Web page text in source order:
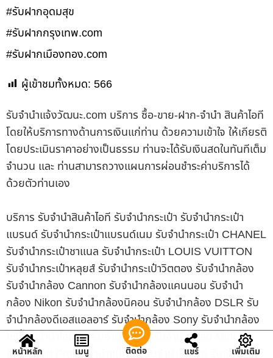
#รับฝากอุดมสุข
#รับฝากกรุงเทพ.com
#รับฝากเมืองทอง.com
ผู้เข้าชมทั้งหมด: 566
รับจํานําแจ้งวัฒนะ.com บริการ ซื้อ-ขาย-ฝาก-จำนำ สินค้าไอที
โดยให้บริการทางด้านการเงินแก่ท่าน ด้วยความเข้าใจ ให้เกียรติ
โดยประเมินราคาอย่างเป็นธรรม ท่านจะได้รับเงินสดในทันทีเต็ม
จำนวน และ ท่านสามารถวางแผนการผ่อนชำระค่าบริการได้
ด้วยตัวท่านเอง
บริการ รับจำนำสินค้าไอที รับจำนำกระเป๋า รับจำนำกระเป๋า
แบรนด์ รับจำนำกระเป๋าแบรนด์เนม รับจำนำกระเป๋า CHANEL
รับจำนำกระเป๋าชาแนล รับจำนำกระเป๋า LOUIS VUITTON
รับจำนำกระเป๋าหลุยส์ รับจำนำกระเป๋าวิตตอง รับจำนำกล้อง
รับจำนำกล้อง Cannon รับจำนำกล้องแคนนอน รับจำนำ
กล้อง Nikon รับจำนำกล้องนิคอน รับจำนำกล้อง DSLR รับ
จำนำกล้องดีเอสแอลอาร์ รับจำนำกล้อง Sony รับจำนำกล้อง
โซนี่ รับจำนำไอแพด รับจำนำ iPad รับจำนำ iPad Mini รับ
จำนำ iPad Pro รับจำนำแม็คบุ๊ค รับจำนำไอแม็ค รับจำนำ
หน้าหลัก เมนู ติดต่อ แชร์ เพิ่มเติม